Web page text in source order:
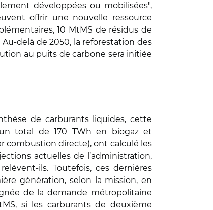
développées ou mobilisées",
offrir une nouvelle ressource
10 MtMS de résidus de
delà de 2050, la reforestation des
au puits de carbone sera initiée
de carburants liquides, cette
total de 170 TWh en biogaz et
combustion directe), ont calculé les
actuelles de l’administration,
ils. Toutefois, ces dernières
génération, selon la mission, en
de la demande métropolitaine
si les carburants de deuxième